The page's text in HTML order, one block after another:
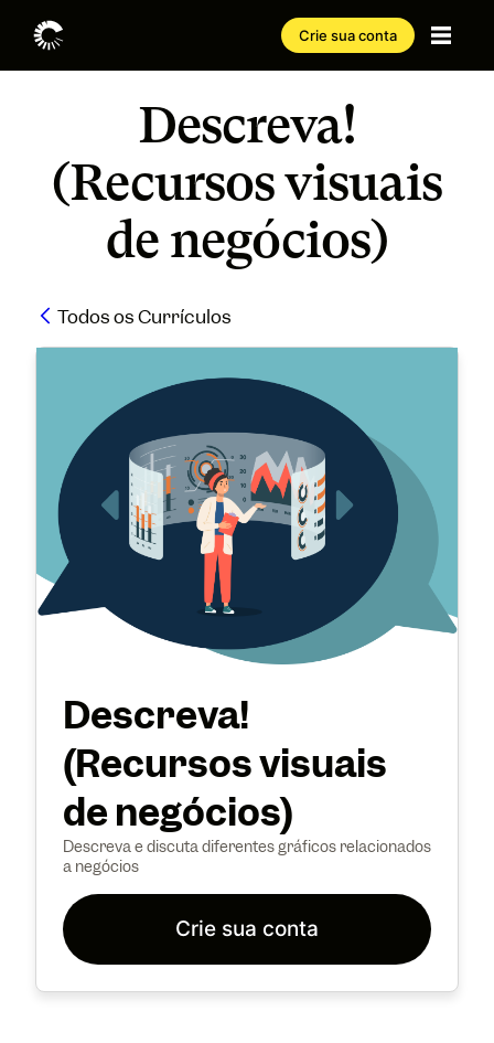
Crie sua conta
Descreva!
(Recursos visuais
de negócios)
Todos os Currículos
Descreva!
(Recursos visuais
de negócios)
Descreva e discuta diferentes gráficos relacionados
a negócios
Crie sua conta